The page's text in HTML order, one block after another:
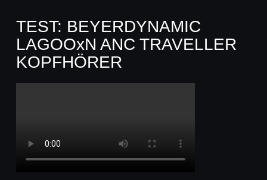
TEST: BEYERDYNAMIC
LAGOOxN ANC TRAVELLER
KOPFHÖRER